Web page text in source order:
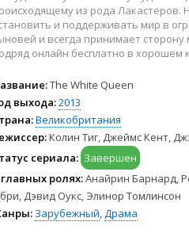
2023
2022
из рода Лакастеров.
и поддерживать мир в
и всегда принимает
онлайн бесплатно в хорошем
The White Queen
выхода:2013
Великобритания
Колин Тиг, Джеймс Кент,
сериала: Завершен
ролях:Анайрин Барнард,
Дэвид Оукс, Элинор Томлинсон
Зарубежный,Драма